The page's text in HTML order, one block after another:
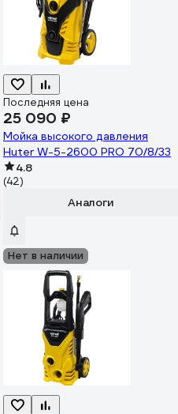
Последняя цена
25 090 ₽
Мойка высокого давления
Huter W-5-2600 PRO 70/8/33
4.8
(42)
Аналоги
Нет в наличии